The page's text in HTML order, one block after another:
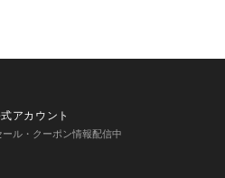
アカウント
ール・クーポン情報配信中